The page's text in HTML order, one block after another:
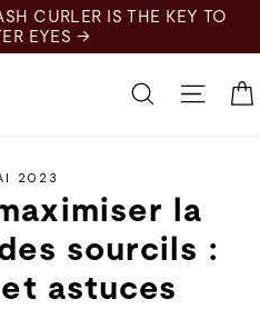
CURLER IS THE KEY TO
EYES →
Recherche
2023
la
sourcils :
astuces